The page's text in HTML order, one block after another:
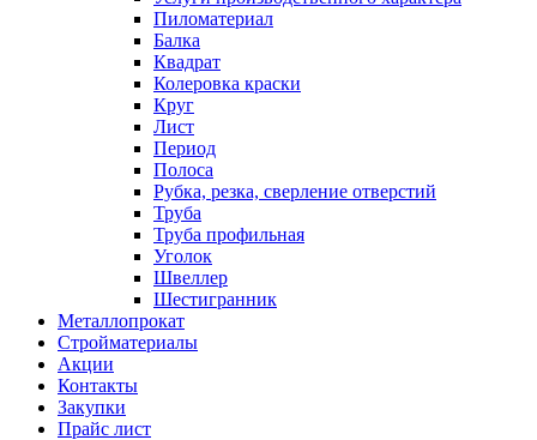
Пиломатериал
Балка
Квадрат
Колеровка краски
Круг
Лист
Период
Полоса
Рубка, резка, сверление отверстий
Труба
Труба профильная
Уголок
Швеллер
Шестигранник
Металлопрокат
Стройматериалы
Акции
Контакты
Закупки
Прайс лист